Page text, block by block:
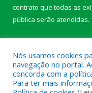
contrato que todas as
pública serão atendidas.
Nós usamos cookies
navegação no portal.
concorda com a
Para ter mais